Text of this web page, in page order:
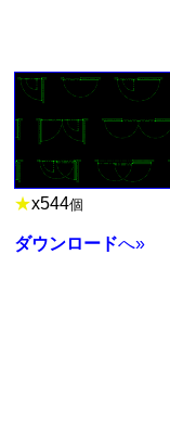
★x544個
ダウンロードへ»